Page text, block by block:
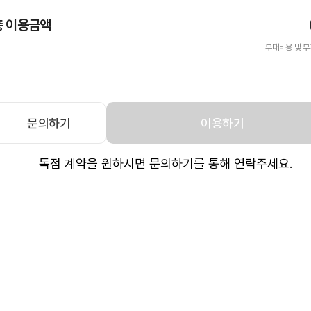
이용금액
부대비용 및
문의하기 이용하기
독점 계약을 원하시면 문의하기를 통해 연락주세요.